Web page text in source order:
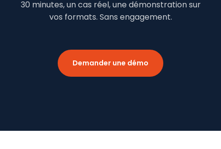
30 minutes, un cas réel, une démonstration sur
vos formats. Sans engagement.
Demander une démo